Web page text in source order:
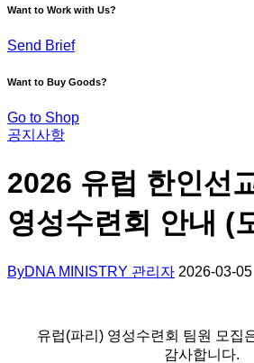
Want to Work with Us?
Send Brief
Want to Buy Goods?
Go to Shop
공지사항
2026 유럽 한인선
영성수련회 안내 (
ByDNA MINISTRY 관리자 2026-03-05
유럽(파리) 영성수련회 팀원 모집
감사합니다.